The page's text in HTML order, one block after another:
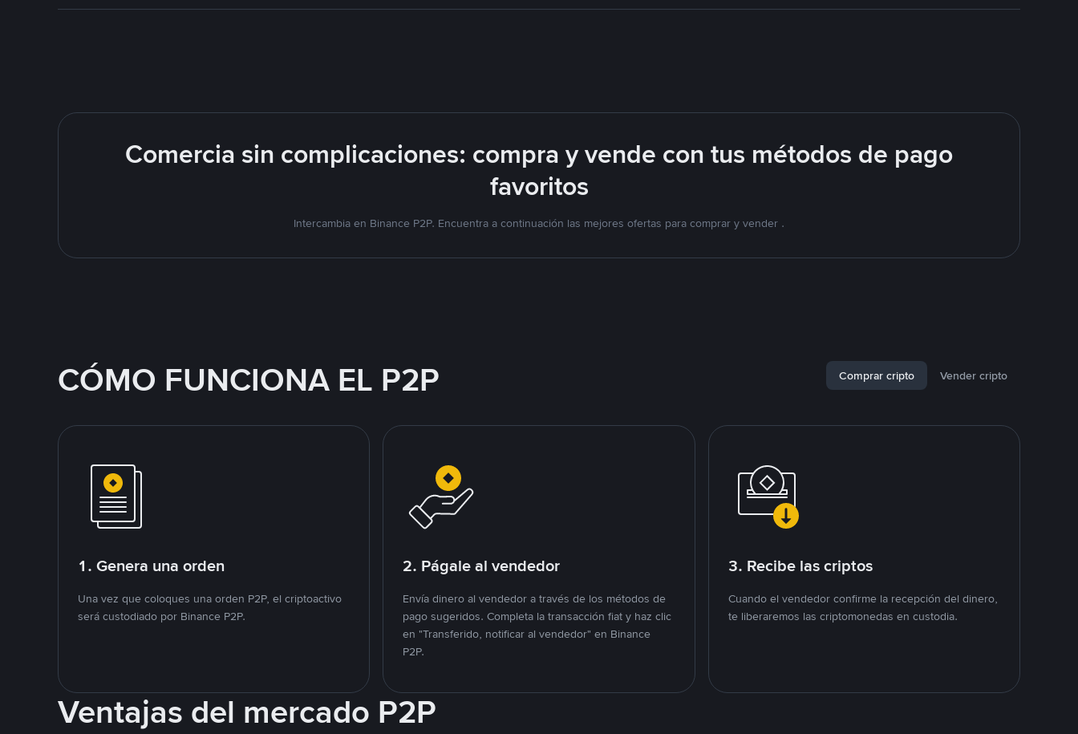
Comercia sin complicaciones: compra y vende con tus métodos de pago
favoritos
Intercambia en Binance P2P. Encuentra a continuación las mejores ofertas para comprar y vender .
CÓMO FUNCIONA EL P2P Comprar cripto Vender cripto
1. Genera una orden
Una vez que coloques una orden P2P, el criptoactivo
será custodiado por Binance P2P.
2. Págale al vendedor
Envía dinero al vendedor a través de los métodos de
pago sugeridos. Completa la transacción fiat y haz clic
en "Transferido, notificar al vendedor" en Binance
P2P.
3. Recibe las criptos
Cuando el vendedor confirme la recepción del dinero,
te liberaremos las criptomonedas en custodia.
Ventajas del mercado P2P